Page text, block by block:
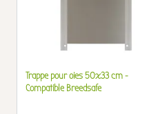
Trappe pour oies 50x33 cm -
Compatible Breedsafe